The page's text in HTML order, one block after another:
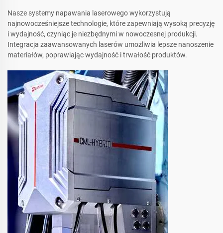
Nasze systemy napawania laserowego wykorzystują
najnowocześniejsze technologie, które zapewniają wysoką precyzję
i wydajność, czyniąc je niezbędnymi w nowoczesnej produkcji.
Integracja zaawansowanych laserów umożliwia lepsze nanoszenie
materiałów, poprawiając wydajność i trwałość produktów.